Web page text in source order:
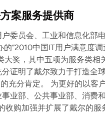
请
活
动
案服务提供商
委员会、工业和信息化部
中国IT用户满意度调
大奖，其中五项为服务类
证明了戴尔致力于打造全
充分肯定。 为更好的以客
业部、公共事业部、消费
收购加强并扩展了戴尔的